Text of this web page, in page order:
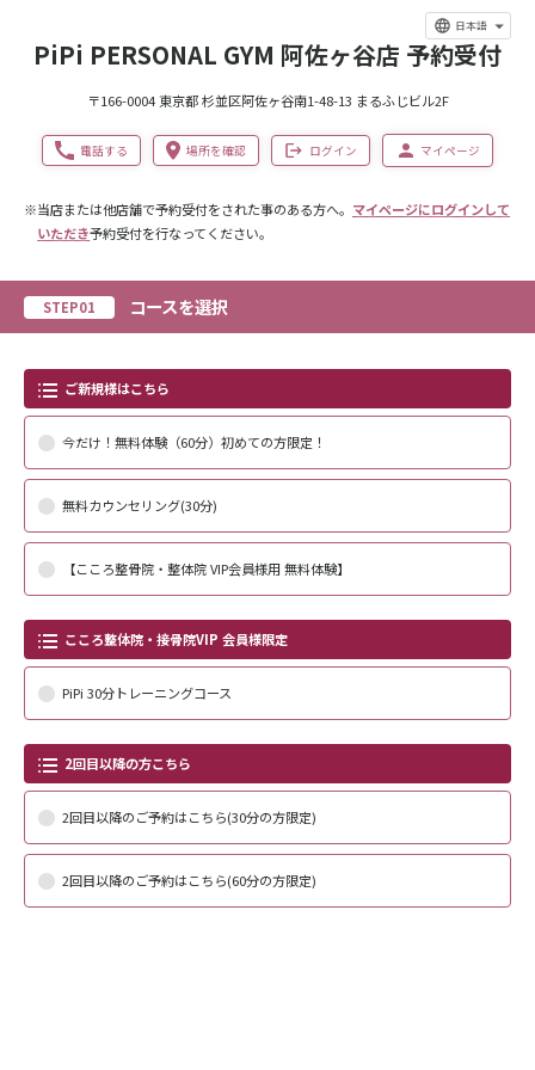
日本語
PiPi PERSONAL GYM 阿佐ヶ谷店 予約受付
〒166-0004 東京都 杉並区阿佐ヶ谷南1-48-13 まるふじビル2F
電話する 場所を確認 ログイン マイページ
※当店または他店舗で予約受付をされた事のある方へ。 マイページにログインして
いただき予約受付を行なってください。
STEP01 コースを選択
ご新規様はこちら
今だけ！無料体験（60分）初めての方限定！
無料カウンセリング(30分)
【こころ整骨院・整体院 VIP会員様用 無料体験】
こころ整体院・接骨院VIP 会員様限定
PiPi 30分トレーニングコース
2回目以降の方こちら
2回目以降のご予約はこちら(30分の方限定)
2回目以降のご予約はこちら(60分の方限定)